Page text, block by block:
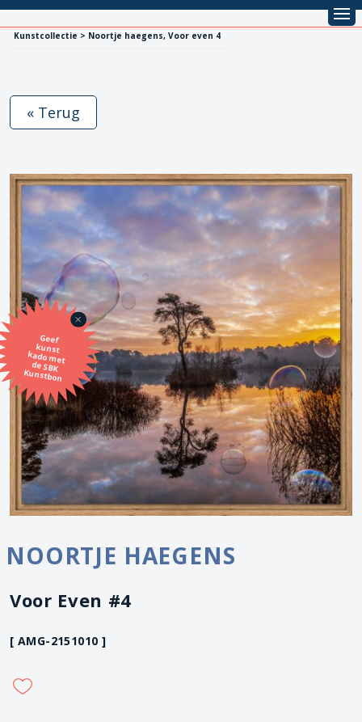
Kunstcollectie > Noortje haegens, Voor even 4
Geef
kunst
kado met
de SBK
Kunstbon
« Terug
NOORTJE HAEGENS
Voor Even #4
[ AMG-2151010 ]